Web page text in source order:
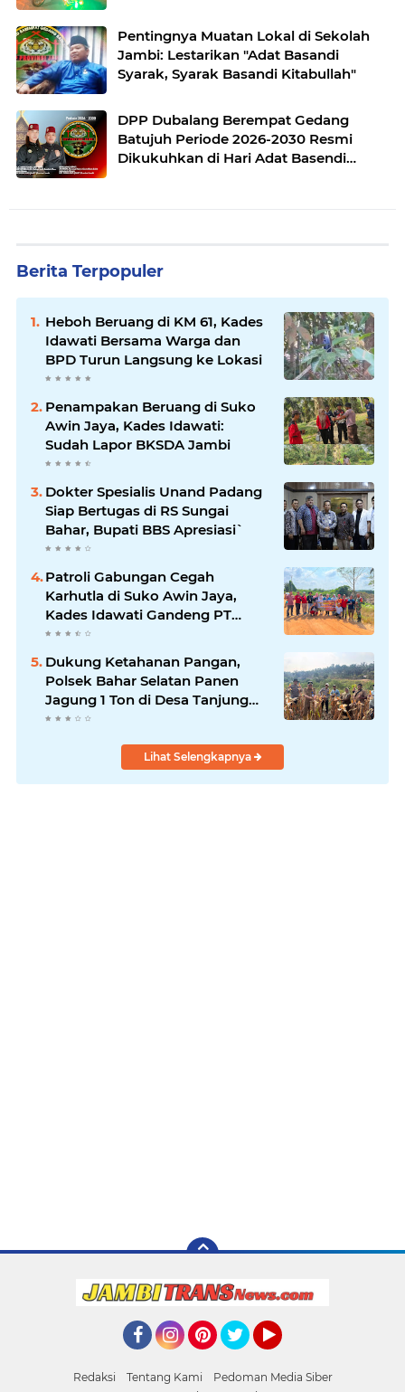
Pentingnya Muatan Lokal di Sekolah
Jambi: Lestarikan "Adat Basandi
Syarak, Syarak Basandi Kitabullah"
DPP Dubalang Berempat Gedang
Batujuh Periode 2026-2030 Resmi
Dikukuhkan di Hari Adat Basendi
Berita Terpopuler
Heboh Beruang di KM 61, Kades
Idawati Bersama Warga dan
BPD Turun Langsung ke Lokasi
Penampakan Beruang di Suko
Awin Jaya, Kades Idawati:
Sudah Lapor BKSDA Jambi
Dokter Spesialis Unand Padang
Siap Bertugas di RS Sungai
Bahar, Bupati BBS Apresiasi`
Patroli Gabungan Cegah
Karhutla di Suko Awin Jaya,
Kades Idawati Gandeng PT
BBB-S, TNI dan BPD
Dukung Ketahanan Pangan,
Polsek Bahar Selatan Panen
Jagung 1 Ton di Desa Tanjung
Sari
Lihat Selengkapnya
Redaksi Tentang Kami
Pedoman Media Siber